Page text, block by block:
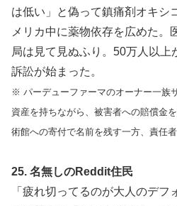
は低い」と偽って鎮痛剤オキシ
メリカ中に薬物依存を広めた。
局は見て見ぬふり。50万人以上
訴訟が始まった。
※ パーデューファーマのオーナー一族
資産を持ちながら、被害者への賠償金
術館への寄付で名前を残す一方、責任
25. 名無しのReddit住民
「疲れ切ってるのが大人のデ